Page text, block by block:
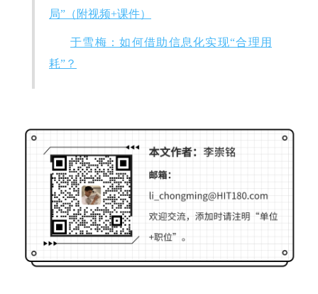
局”（附视频+课件）
于雪梅：如何借助信息化实现“合理用
耗”？